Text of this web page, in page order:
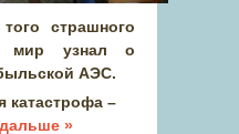
страшного
мир узнал о
АЭС.
катастрофа –
»